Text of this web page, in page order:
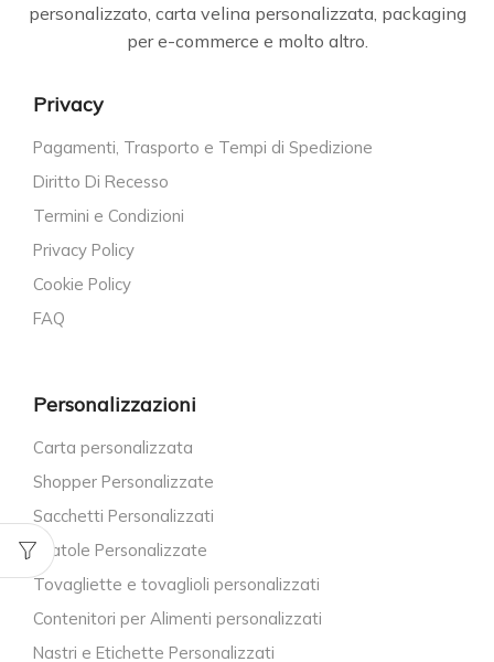
personalizzato, carta velina personalizzata, packaging
per e-commerce e molto altro.
Privacy
Pagamenti, Trasporto e Tempi di Spedizione
Diritto Di Recesso
Termini e Condizioni
Privacy Policy
Cookie Policy
FAQ
Personalizzazioni
Carta personalizzata
Shopper Personalizzate
Sacchetti Personalizzati
Scatole Personalizzate
Tovagliette e tovaglioli personalizzati
Contenitori per Alimenti personalizzati
Nastri e Etichette Personalizzati